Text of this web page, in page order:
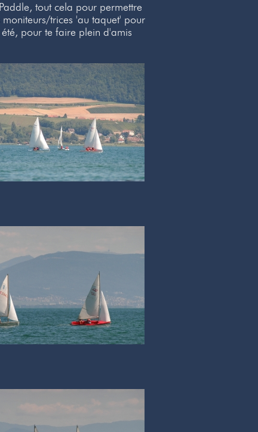
tout cela pour permettre
trices 'au taquet' pour
pour te faire plein d'amis